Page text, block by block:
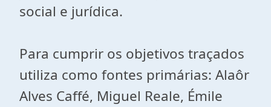
social e jurídica.
Para cumprir os objetivos traçados
utiliza como fontes primárias: Alaôr
Alves Caffé, Miguel Reale, Émile